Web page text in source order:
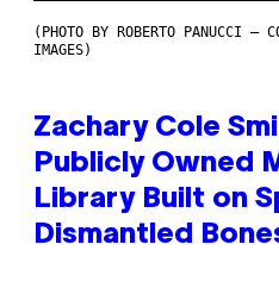
(PHOTO BY ROBERTO PANUCCI –
IMAGES)
Zachary Cole
Publicly Owned
Library Built on
Dismantled